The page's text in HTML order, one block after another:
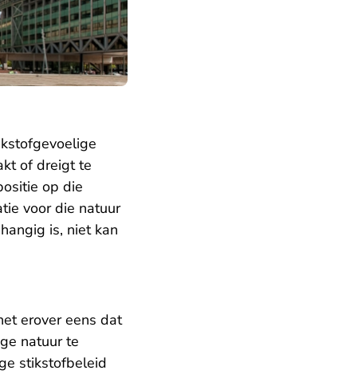
of dreigt te
op die
voor die natuur
is, niet kan
erover eens dat
natuur te
stikstofbeleid